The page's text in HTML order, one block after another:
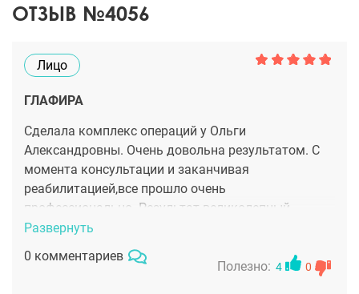
ОТЗЫВ №4056
Лицо
ГЛАФИРА
Сделала комплекс операций у Ольги
Александровны. Очень довольна результатом. С
момента консультации и заканчивая
реабилитацией,все прошло очень
профессионально. Результат великолепный.
Никаких очередей на приеме, четко в назначенное
время. Много узнала новых методик в
пластической хирургии. Ольга Александровна
Развернуть
0 комментариев
Полезно: 4 0